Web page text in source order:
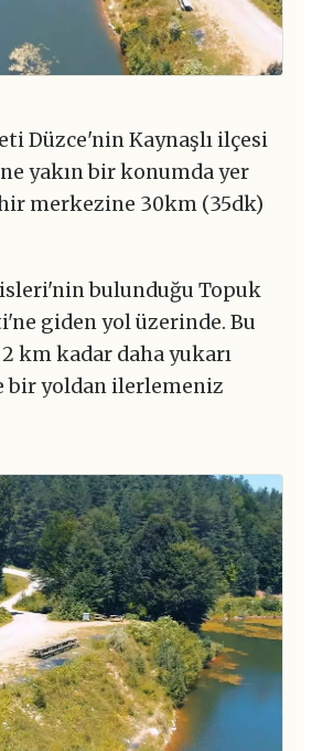
Düzce'nin Kaynaşlı ilçesi
yakın bir konumda yer
merkezine 30km (35dk)
bulunduğu Topuk
giden yol üzerinde. Bu
km kadar daha yukarı
bir yoldan ilerlemeniz